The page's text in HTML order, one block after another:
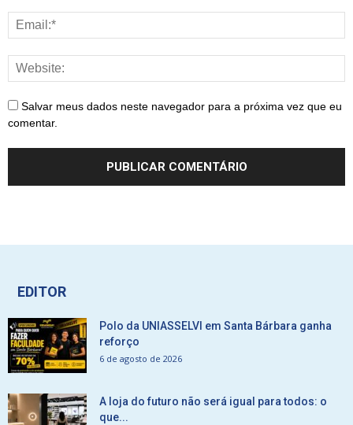
Salvar meus dados neste navegador para a próxima vez que eu
comentar.
EDITOR
Polo da UNIASSELVI em Santa Bárbara ganha
reforço
6 de agosto de 2026
A loja do futuro não será igual para todos: o
que...